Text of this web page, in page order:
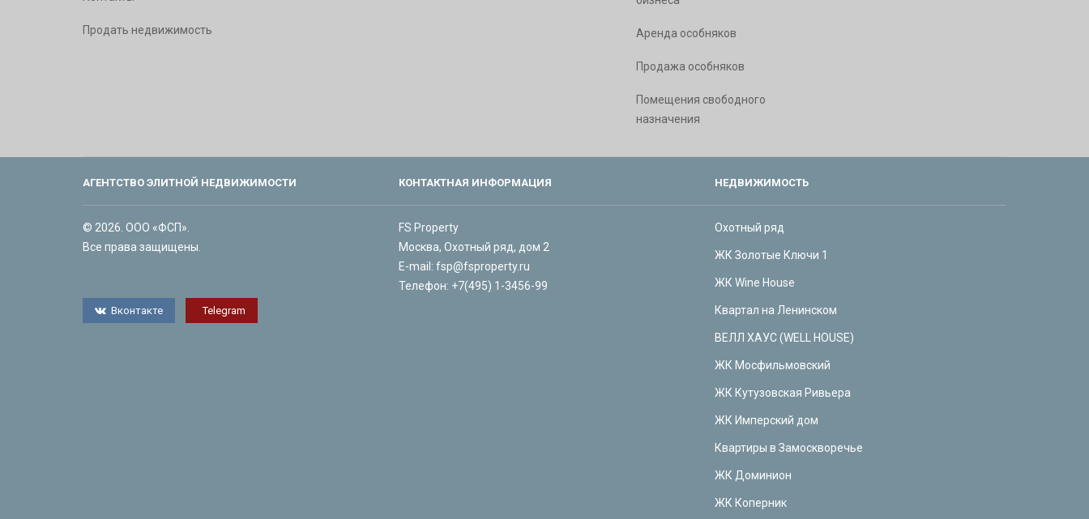
Продать недвижимость Аренда особняков
Продажа особняков
Помещения свободного
назначения
АГЕНТСТВО ЭЛИТНОЙ НЕДВИЖИМОСТИ
© 2026. ООО «ФСП».
Все права защищены.
Вконтакте Telegram
КОНТАКТНАЯ ИНФОРМАЦИЯ
FS Property
Москва, Охотный ряд, дом 2
E-mail: fsp@fsproperty.ru
Телефон: +7(495) 1-3456-99
НЕДВИЖИМОСТЬ
Охотный ряд
ЖК Золотые Ключи 1
ЖК Wine House
Квартал на Ленинском
ВЕЛЛ ХАУС (WELL HOUSE)
ЖК Мосфильмовский
ЖК Кутузовская Ривьера
ЖК Имперский дом
Квартиры в Замоскворечье
ЖК Доминион
ЖК Коперник